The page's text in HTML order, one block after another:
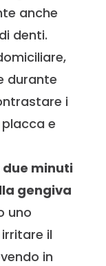
anche
denti.
durante
i
e
minuti
gengiva
uno
il
in